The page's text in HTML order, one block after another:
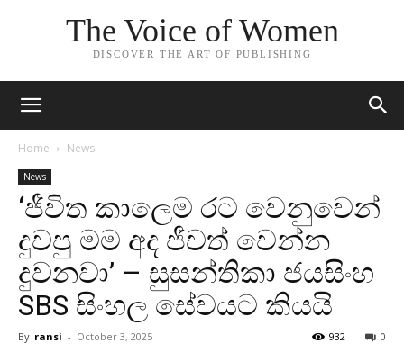
The Voice of Women
DISCOVER THE ART OF PUBLISHING
Home News
News
‘ජීවිත කාලෙම රට වෙනුවෙන්
දුවපු මම අද ජීවත් වෙන්න
දුවනවා’ – සුසන්තිකා ජයසිංහ
SBS සිංහල සේවයට කියයි
By ransi - October 3, 2025 0
932